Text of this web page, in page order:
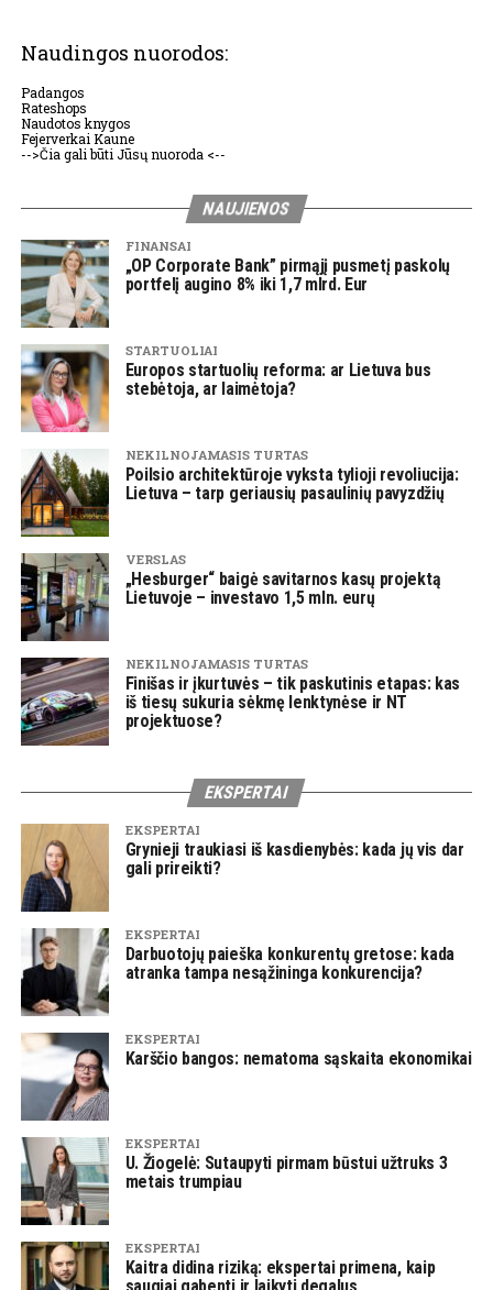
Naudingos nuorodos:
Padangos
Rateshops
Naudotos knygos
Fejerverkai Kaune
-->Čia gali būti Jūsų nuoroda <--
NAUJIENOS
FINANSAI
„OP Corporate Bank” pirmąjį pusmetį paskolų
portfelį augino 8% iki 1,7 mlrd. Eur
STARTUOLIAI
Europos startuolių reforma: ar Lietuva bus
stebėtoja, ar laimėtoja?
NEKILNOJAMASIS TURTAS
Poilsio architektūroje vyksta tylioji revoliucija:
Lietuva – tarp geriausių pasaulinių pavyzdžių
VERSLAS
„Hesburger“ baigė savitarnos kasų projektą
Lietuvoje – investavo 1,5 mln. eurų
NEKILNOJAMASIS TURTAS
Finišas ir įkurtuvės – tik paskutinis etapas: kas
iš tiesų sukuria sėkmę lenktynėse ir NT
projektuose?
EKSPERTAI
EKSPERTAI
Grynieji traukiasi iš kasdienybės: kada jų vis dar
gali prireikti?
EKSPERTAI
Darbuotojų paieška konkurentų gretose: kada
atranka tampa nesąžininga konkurencija?
EKSPERTAI
Karščio bangos: nematoma sąskaita ekonomikai
EKSPERTAI
U. Žiogelė: Sutaupyti pirmam būstui užtruks 3
metais trumpiau
EKSPERTAI
Kaitra didina riziką: ekspertai primena, kaip